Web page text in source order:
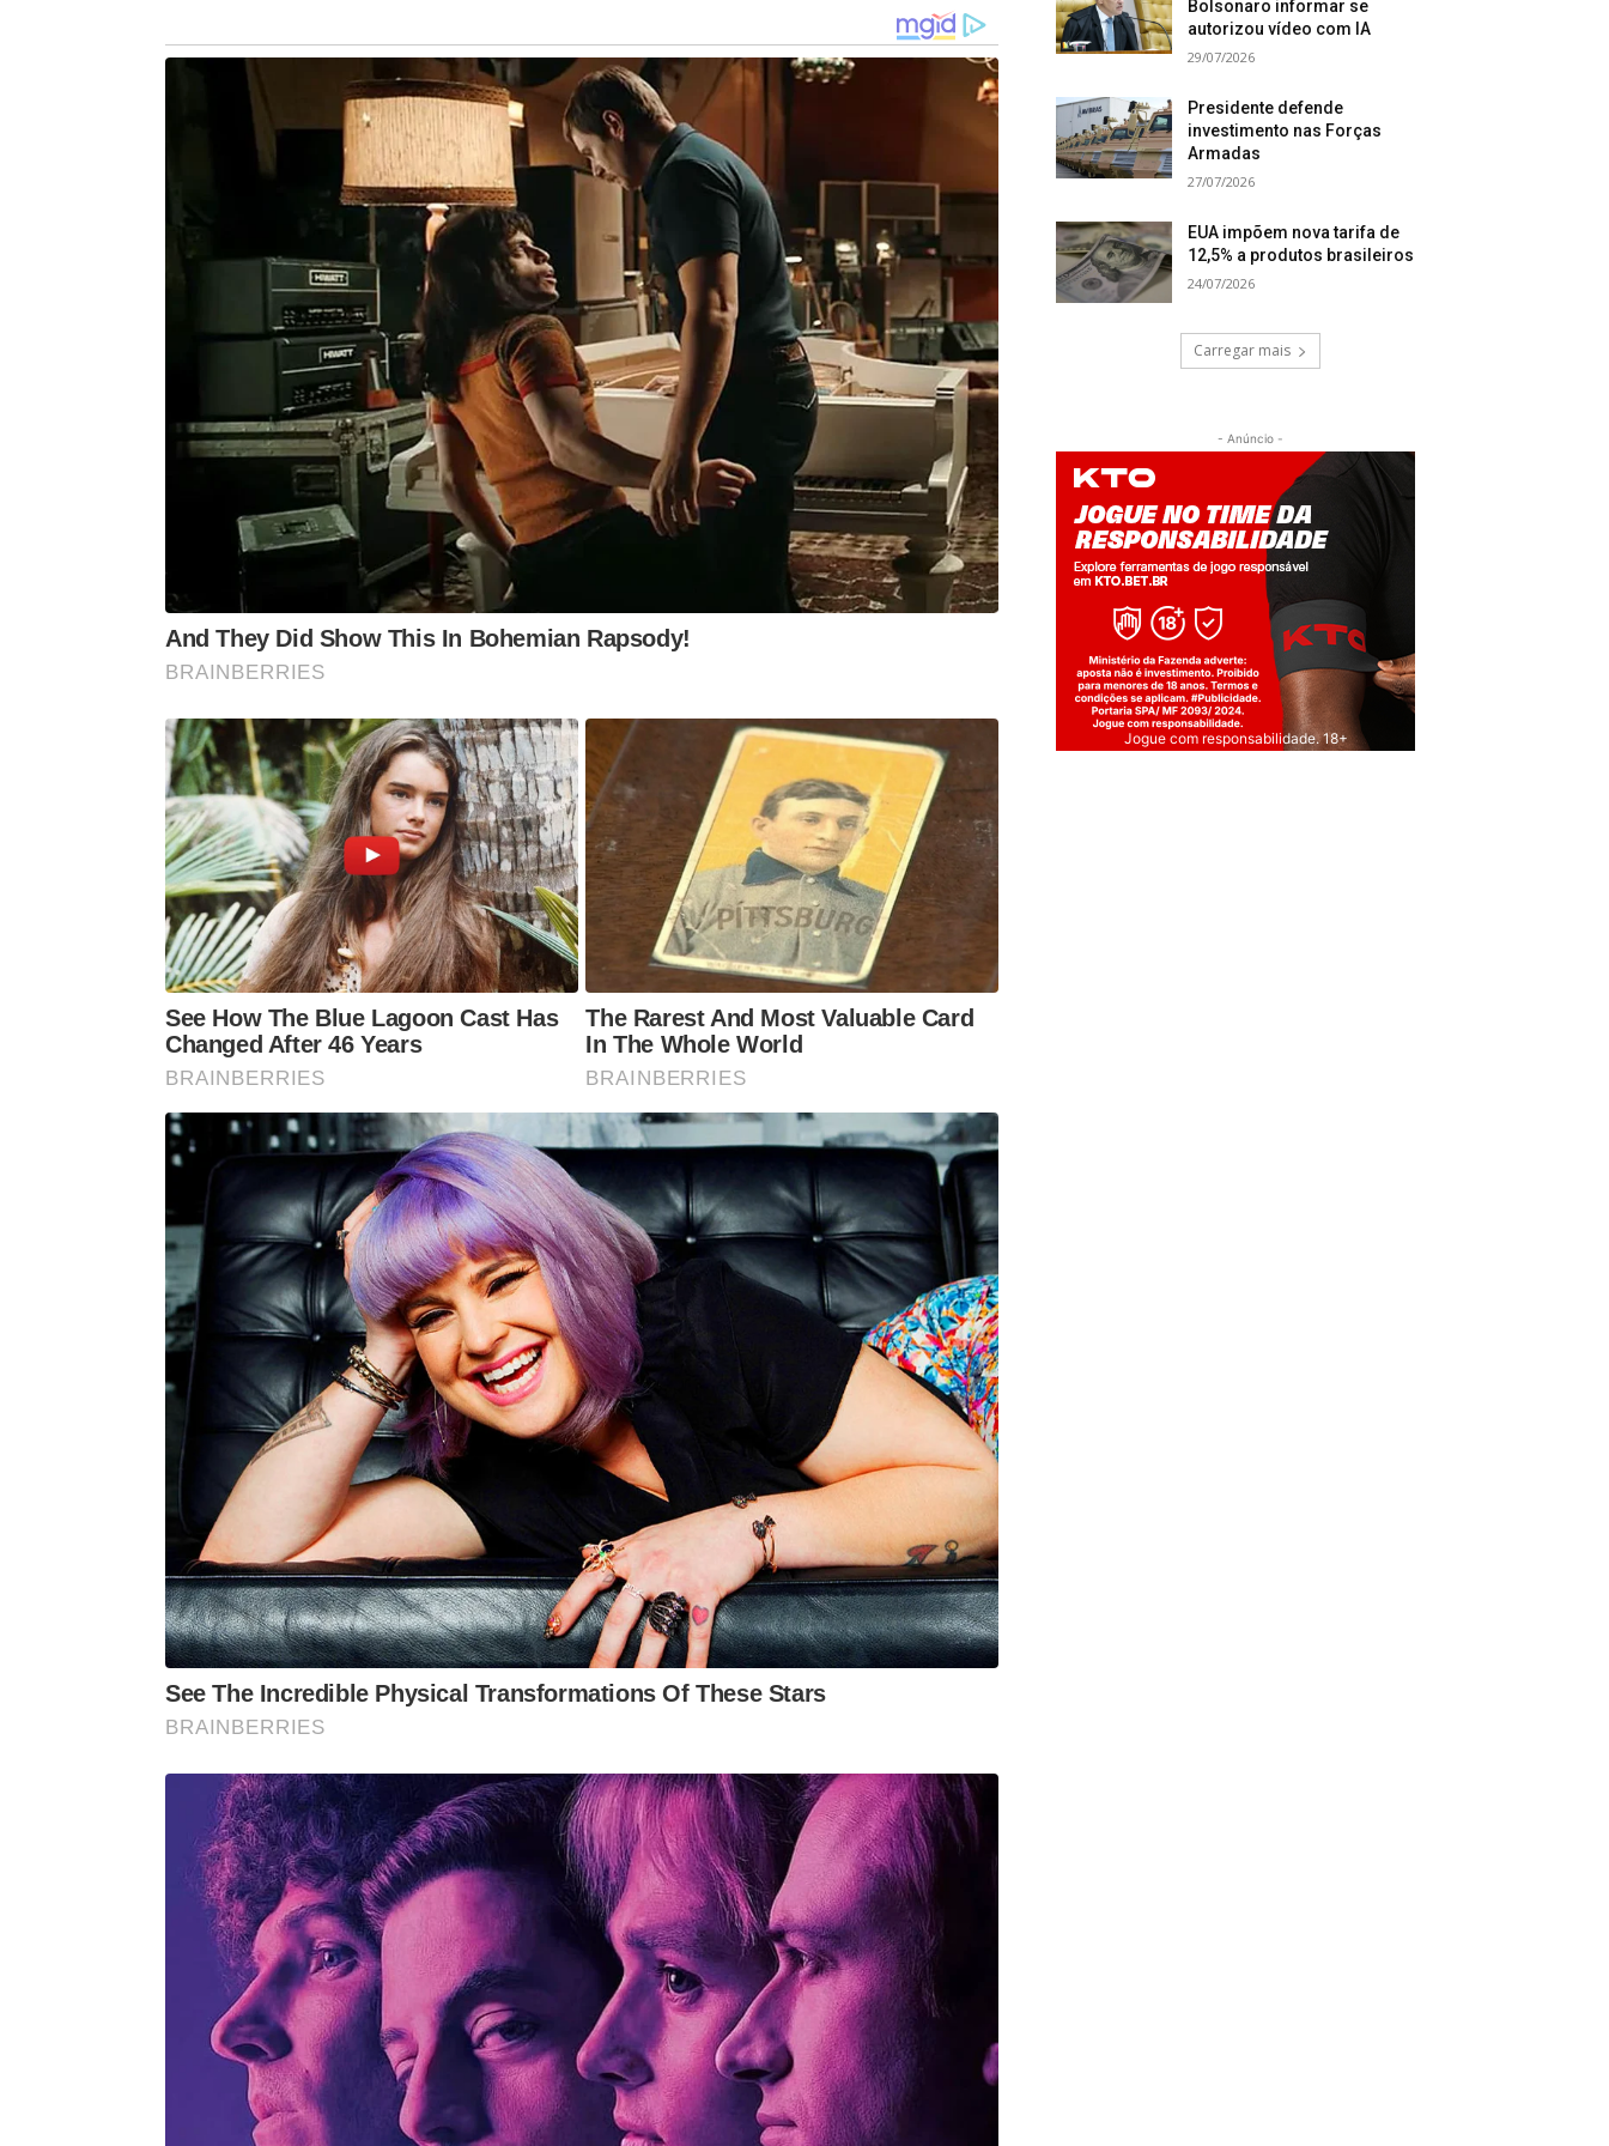
A Prefeitura Municipal de João Monlevade, por meio do Decreto nº 120/2025,
estabelece ponto facultativo nas repartições públicas municipais nesta sexta-feira
(20), em razão do feriado de Corpus Christi. Conforme determinado, ficam excluídos
os funcionários responsáveis pela manutenção de serviços essenciais à população,
como saúde, segurança e limpeza pública.
And They Did Show This In Bohemian Rapsody!
BRAINBERRIES
See How The Blue Lagoon Cast Has
Changed After 46 Years
BRAINBERRIES
The Rarest And Most Valuable Card
In The Whole World
BRAINBERRIES
See The Incredible Physical Transformations Of These Stars
BRAINBERRIES
Bolsonaro informar se
autorizou vídeo com IA
29/07/2026
Presidente defende
investimento nas Forças
Armadas
27/07/2026
EUA impõem nova tarifa de
12,5% a produtos brasileiros
24/07/2026
Carregar mais
- Anúncio -
Jogue com responsabilidade. 18+